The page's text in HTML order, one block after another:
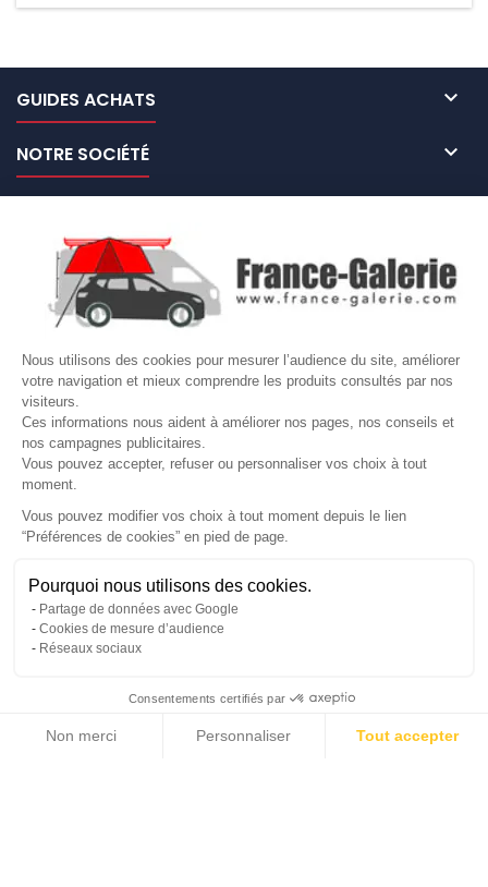
Nous utilisons des cookies pour mesurer l’audience du site, améliorer
votre navigation et mieux comprendre les produits consultés par nos
visiteurs.
Ces informations nous aident à améliorer nos pages, nos conseils et
nos campagnes publicitaires.
Vous pouvez accepter, refuser ou personnaliser vos choix à tout
moment.
Vous pouvez modifier vos choix à tout moment depuis le lien
“Préférences de cookies” en pied de page.
Pourquoi nous utilisons des cookies.
Partage de données avec Google
Cookies de mesure d’audience
Réseaux sociaux
Consentements certifiés par
Non merci Personnaliser Tout accepter
Gérer mes cookies
GUIDES ACHATS 
NOTRE SOCIÉTÉ 
VOTRE COMPTE 
Site protégé par reCAPTCHA.
LETTRE D'INFORMATIONS
© Copyright 2026 France Galerie. Tous droits reservés.
Cliquez-ici pour modifier vos préférences en matière de cookies